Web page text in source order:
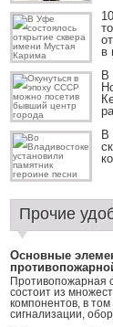
в
В
В
Прочие
Основные
Противопожарная
состоит из
компонентов, в
сигнализации,